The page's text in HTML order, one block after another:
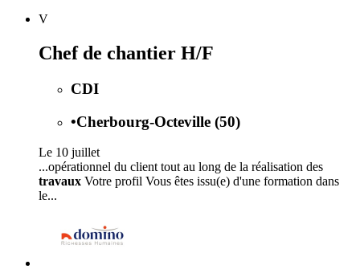
V
Chef de chantier H/F
CDI
•Cherbourg-Octeville (50)
Le 10 juillet
...opérationnel du client tout au long de la réalisation des
travaux Votre profil Vous êtes issu(e) d'une formation dans
le...